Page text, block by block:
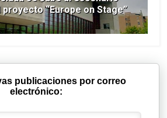
“Europe on Stage”
publicaciones por correo
electrónico: